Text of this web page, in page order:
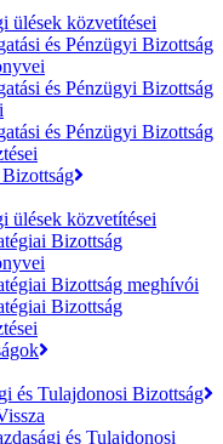
ülések közvetítései
és Pénzügyi Bizottság
és Pénzügyi Bizottság
és Pénzügyi Bizottság
ülések közvetítései
Bizottság
Bizottság meghívói
Bizottság
és Tulajdonosi Bizottság
és Tulajdonosi